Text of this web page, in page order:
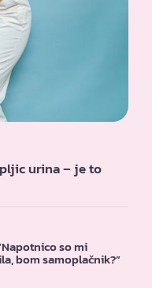
urina – je to
so mi
bom samoplačnik?”